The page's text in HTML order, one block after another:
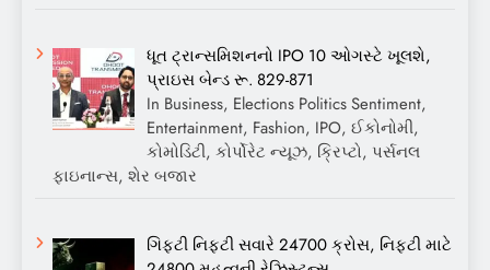
ધૂત ટ્રાન્સમિશનનો IPO 10 ઓગસ્ટે ખૂલશે,
પ્રાઇસ બેન્ડ રૂ. 829-871
In Business, Elections Politics Sentiment,
Entertainment, Fashion, IPO, ઈકોનોમી,
કોમોડિટી, કોર્પોરેટ ન્યૂઝ, ક્રિપ્ટો, પર્સનલ
ફાઇનાન્સ, શેર બજાર
ગિફ્ટી નિફ્ટી સવારે 24700 ક્રોસ, નિફ્ટી માટે